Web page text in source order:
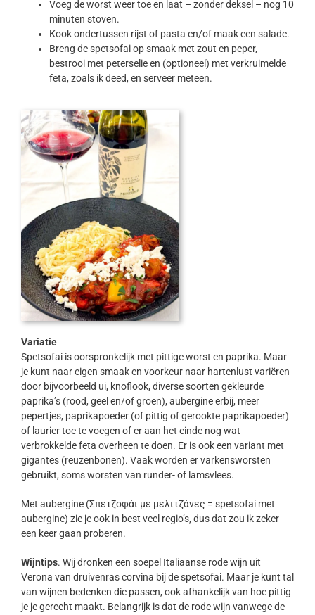
Voeg de worst weer toe en laat – zonder deksel – nog 10
minuten stoven.
Kook ondertussen rijst of pasta en/of maak een salade.
Breng de spetsofai op smaak met zout en peper,
bestrooi met peterselie en (optioneel) met verkruimelde
feta, zoals ik deed, en serveer meteen.
Variatie
Spetsofai is oorspronkelijk met pittige worst en paprika. Maar
je kunt naar eigen smaak en voorkeur naar hartenlust variëren
door bijvoorbeeld ui, knoflook, diverse soorten gekleurde
paprika’s (rood, geel en/of groen), aubergine erbij, meer
pepertjes, paprikapoeder (of pittig of gerookte paprikapoeder)
of laurier toe te voegen of er aan het einde nog wat
verbrokkelde feta overheen te doen. Er is ook een variant met
gigantes (reuzenbonen). Vaak worden er varkensworsten
gebruikt, soms worsten van runder- of lamsvlees.
Met aubergine (Σπετζοφάι με μελιτζάνες = spetsofai met
aubergine) zie je ook in best veel regio’s, dus dat zou ik zeker
een keer gaan proberen.
Wijntips. Wij dronken een soepel Italiaanse rode wijn uit
Verona van druivenras corvina bij de spetsofai. Maar je kunt tal
van wijnen bedenken die passen, ook afhankelijk van hoe pittig
je je gerecht maakt. Belangrijk is dat de rode wijn vanwege de